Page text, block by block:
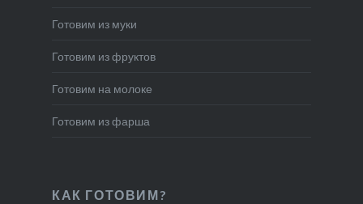
Готовим из муки
Готовим из фруктов
Готовим на молоке
Готовим из фарша
КАК ГОТОВИМ?